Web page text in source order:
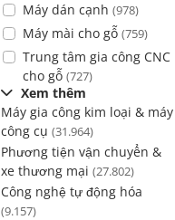
Máy dán cạnh (978)
Máy mài cho gỗ (759)
Trung tâm gia công CNC
cho gỗ (727)
Xem thêm
Máy gia công kim loại & máy
công cụ (31.964)
Phương tiện vận chuyển &
xe thương mại (27.802)
Công nghệ tự động hóa
(9.157)